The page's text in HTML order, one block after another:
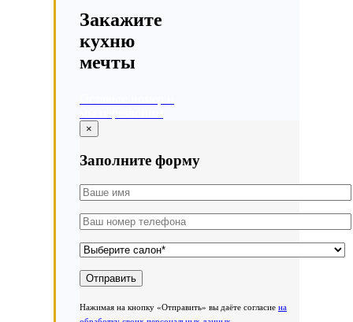
Закажите
кухню
мечты
×
Заполните форму
Нажимая на кнопку «Отправить» вы даёте согласие на